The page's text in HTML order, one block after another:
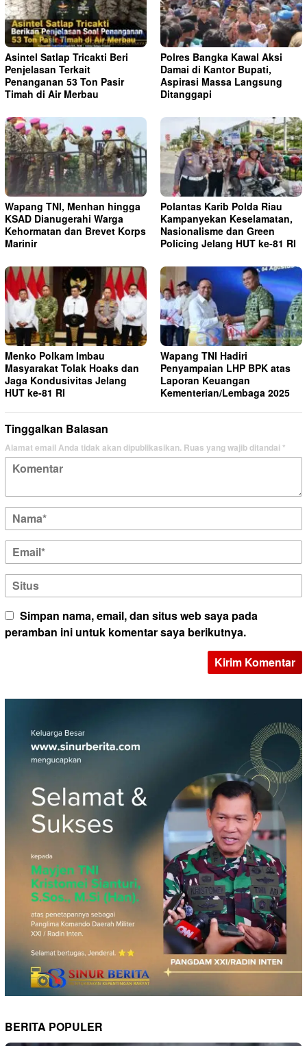
Asintel Satlap Tricakti Beri
Penjelasan Terkait
Penanganan 53 Ton Pasir
Timah di Air Merbau
Polres Bangka Kawal Aksi
Damai di Kantor Bupati,
Aspirasi Massa Langsung
Ditanggapi
Wapang TNI, Menhan hingga
KSAD Dianugerahi Warga
Kehormatan dan Brevet Korps
Marinir
Polantas Karib Polda Riau
Kampanyekan Keselamatan,
Nasionalisme dan Green
Policing Jelang HUT ke-81 RI
Menko Polkam Imbau
Masyarakat Tolak Hoaks dan
Jaga Kondusivitas Jelang
HUT ke-81 RI
Wapang TNI Hadiri
Penyampaian LHP BPK atas
Laporan Keuangan
Kementerian/Lembaga 2025
Tinggalkan Balasan
Alamat email Anda tidak akan dipublikasikan. Ruas yang wajib ditandai*
Simpan nama, email, dan situs web saya pada
peramban ini untuk komentar saya berikutnya.
BERITA POPULER